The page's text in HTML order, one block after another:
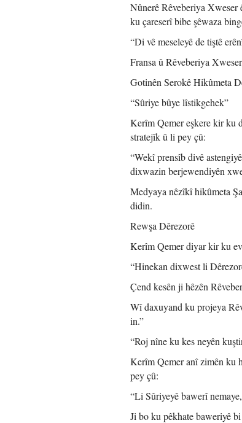
Nûnerê Rêveberiya
ku çareserî bibe şêwaza
“Di vê meseleyê de tiştê
Fransa û Rêveberiya
Gotinên Serokê Hikûmeta
“Sûriye bûye lîstikgehek”
Kerîm Qemer eşkere kir ku
stratejîk û li pey çû:
“Wekî prensîb divê
dixwazin berjewendiyên
Medyaya nêzîkî hikûmeta
didin.
Rewşa Dêrezorê
Kerîm Qemer diyar kir ku
“Hinekan dixwest li
Çend kesên ji hêzên
Wî daxuyand ku projeya
in.”
“Roj nîne ku kes neyên
Kerîm Qemer anî zimên ku
pey çû:
“Li Sûriyeyê bawerî
Ji bo ku pêkhate baweriyê